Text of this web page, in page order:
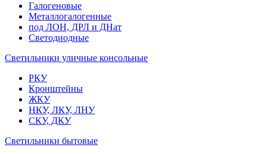
Галогеновые
Металлогалогенные
под ЛОН, ДРЛ и ДНат
Светодиодные
Светильники уличные консольные
РКУ
Кронштейны
ЖКУ
НКУ, ЛКУ, ЛНУ
СКУ, ДКУ
Светильники бытовые